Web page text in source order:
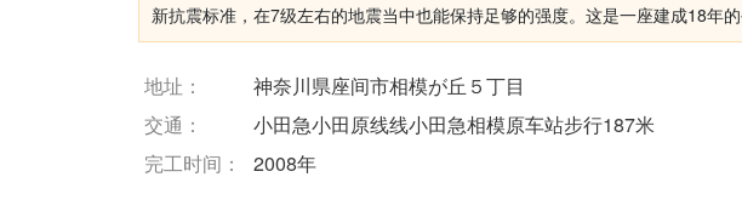
新抗震标准，在7级左右的地震当中也能保持足够的强度。这是一座建成18年
地址：
神奈川県座间市相模が丘５丁目
交通：
小田急小田原线线小田急相模原车站步行187米
完工时间：
2008年